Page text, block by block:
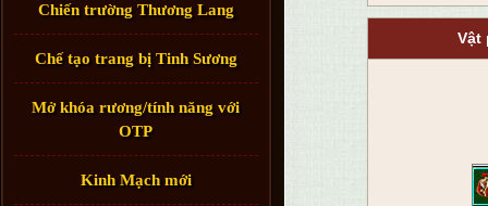
Chiến trường Thương Lang
Chế tạo trang bị Tinh Sương
Mở khóa rương/tính năng với
OTP
Kinh Mạch mới
Vật